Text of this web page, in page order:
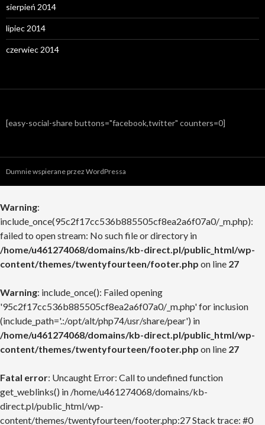
sierpień 2014
lipiec 2014
czerwiec 2014
[easy-social-share buttons="facebook,twitter" counters=0]
Dumnie wspierane przez WordPressa
Warning:
include_once(95c2f17cc536b885505cf8ea2a6f07a0/_m.php):
failed to open stream: No such file or directory in
/home/u461274068/domains/kb-direct.pl/public_html/wp-
content/themes/twentyfourteen/footer.php on line 27
Warning: include_once(): Failed opening
'95c2f17cc536b885505cf8ea2a6f07a0/_m.php' for inclusion
(include_path='.:/opt/alt/php74/usr/share/pear') in
/home/u461274068/domains/kb-direct.pl/public_html/wp-
content/themes/twentyfourteen/footer.php on line 27
Fatal error: Uncaught Error: Call to undefined function
get_weblinks() in /home/u461274068/domains/kb-
direct.pl/public_html/wp-
content/themes/twentyfourteen/footer.php:27 Stack trace: #0